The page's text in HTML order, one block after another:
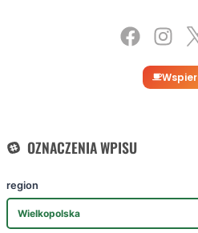
OZNACZENIA WPISU
region
Wielkopolska